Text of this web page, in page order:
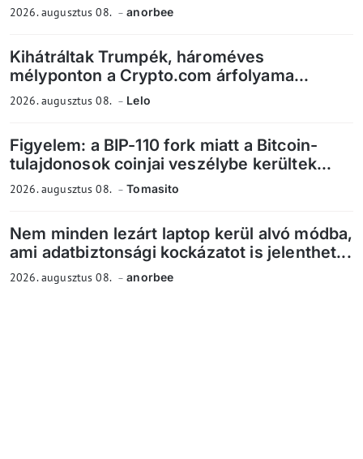
2026. augusztus 08. anorbee
Kihátráltak Trumpék, hároméves
mélyponton a Crypto.com árfolyama...
2026. augusztus 08. Lelo
Figyelem: a BIP-110 fork miatt a Bitcoin-
tulajdonosok coinjai veszélybe kerültek...
2026. augusztus 08. Tomasito
Nem minden lezárt laptop kerül alvó módba,
ami adatbiztonsági kockázatot is jelenthet...
2026. augusztus 08. anorbee